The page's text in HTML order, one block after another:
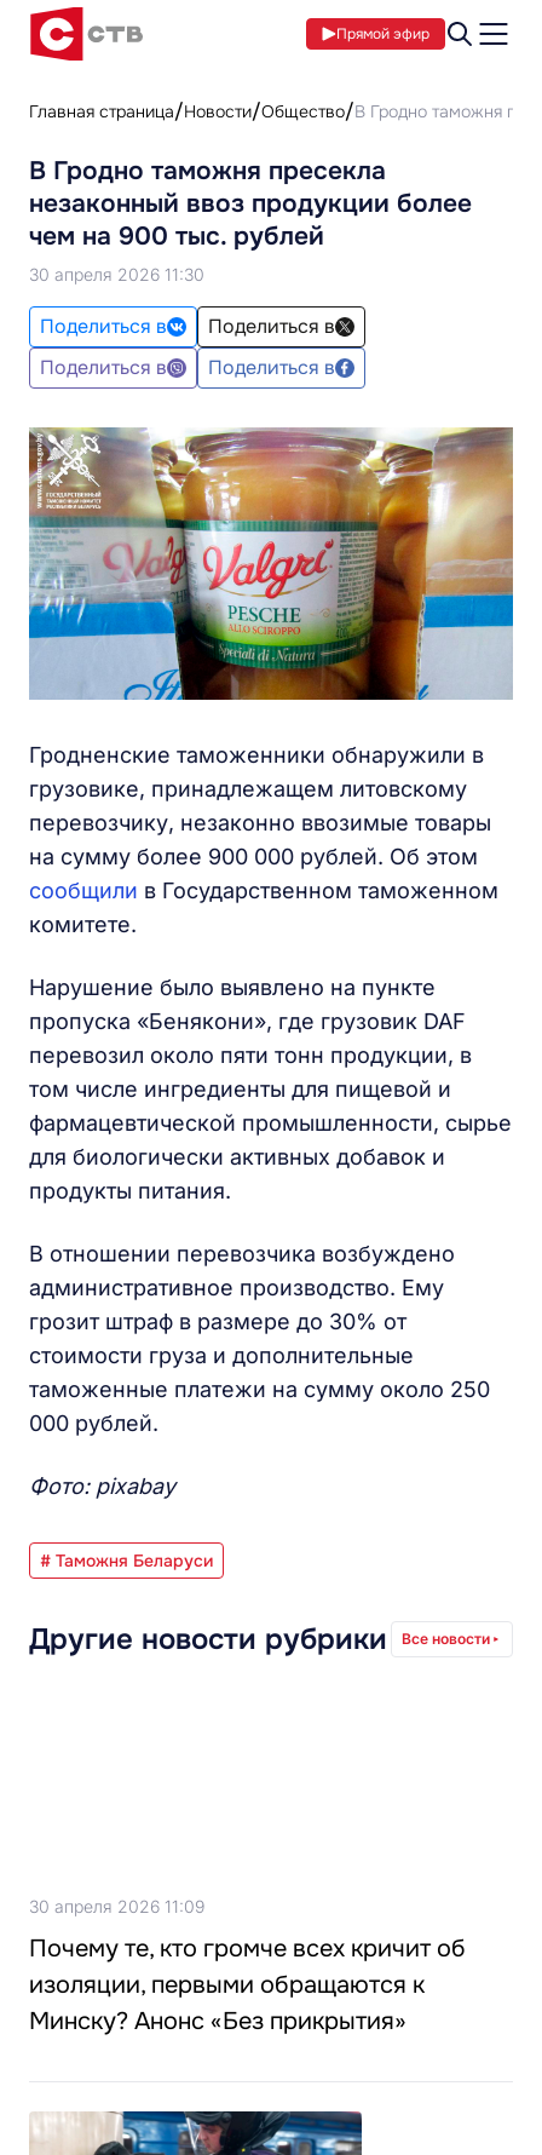
Прямой эфир
Главная страница Новости Общество В Гродно таможня
В Гродно таможня пресекла
незаконный ввоз продукции более
чем на 900 тыс. рублей
30 апреля 2026 11:30
Поделиться в
Поделиться в
Поделиться в
Поделиться в
Гродненские таможенники обнаружили в
грузовике, принадлежащем литовскому
перевозчику, незаконно ввозимые товары
на сумму более 900 000 рублей. Об этом
сообщили в Государственном таможенном
комитете.
Нарушение было выявлено на пункте
пропуска «Бенякони», где грузовик DAF
перевозил около пяти тонн продукции, в
том числе ингредиенты для пищевой и
фармацевтической промышленности, сырье
для биологически активных добавок и
продукты питания.
В отношении перевозчика возбуждено
административное производство. Ему
грозит штраф в размере до 30% от
стоимости груза и дополнительные
таможенные платежи на сумму около 250
000 рублей.
Фото: pixabay
# Таможня Беларуси
Другие новости рубрики Все новости
30 апреля 2026 11:09
Почему те, кто громче всех кричит об
изоляции, первыми обращаются к
Минску? Анонс «Без прикрытия»